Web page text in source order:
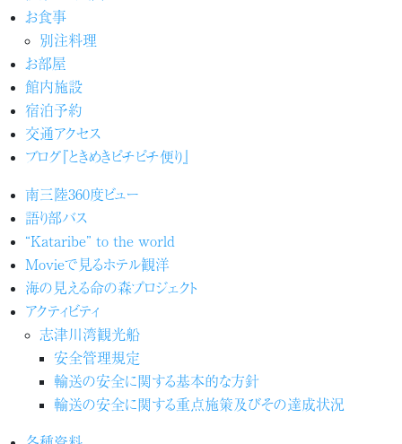
お食事
別注料理
お部屋
館内施設
宿泊予約
交通アクセス
ブログ『ときめきピチピチ便り』
南三陸360度ビュー
語り部バス
“Kataribe” to the world
Movieで見るホテル観洋
海の見える命の森プロジェクト
アクティビティ
志津川湾観光船
安全管理規定
輸送の安全に関する基本的な方針
輸送の安全に関する重点施策及びその達成状況